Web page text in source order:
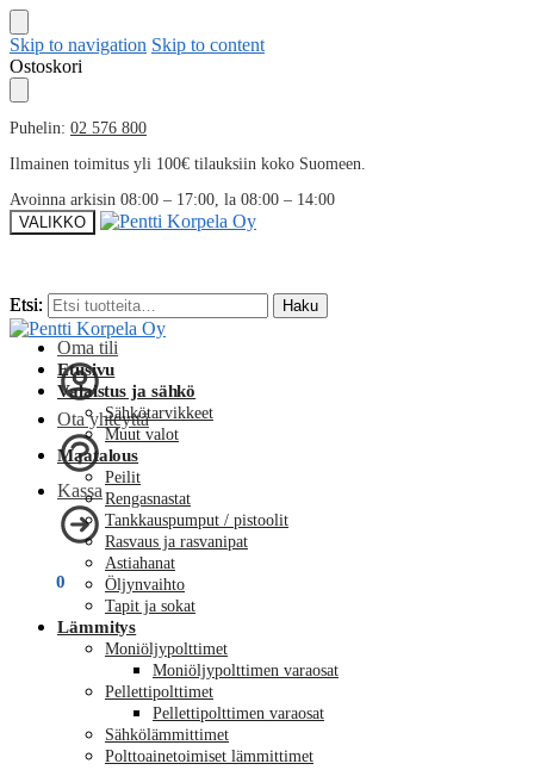
Skip to navigation Skip to content
Ostoskori
Puhelin: 02 576 800
Ilmainen toimitus yli 100€ tilauksiin koko Suomeen.
Avoinna arkisin 08:00 – 17:00, la 08:00 – 14:00
VALIKKO
Etsi: Haku
Oma tili
Ota yhteyttä
Kassa
0
Etsi: Haku
Etusivu
Valaistus ja sähkö
Sähkötarvikkeet
Muut valot
Maatalous
Peilit
Rengasnastat
Tankkauspumput / pistoolit
Rasvaus ja rasvanipat
Astiahanat
Öljynvaihto
Tapit ja sokat
Lämmitys
Moniöljypolttimet
Moniöljypolttimen varaosat
Pellettipolttimet
Pellettipolttimen varaosat
Sähkölämmittimet
Polttoainetoimiset lämmittimet